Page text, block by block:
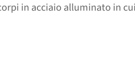
in acciaio alluminato in